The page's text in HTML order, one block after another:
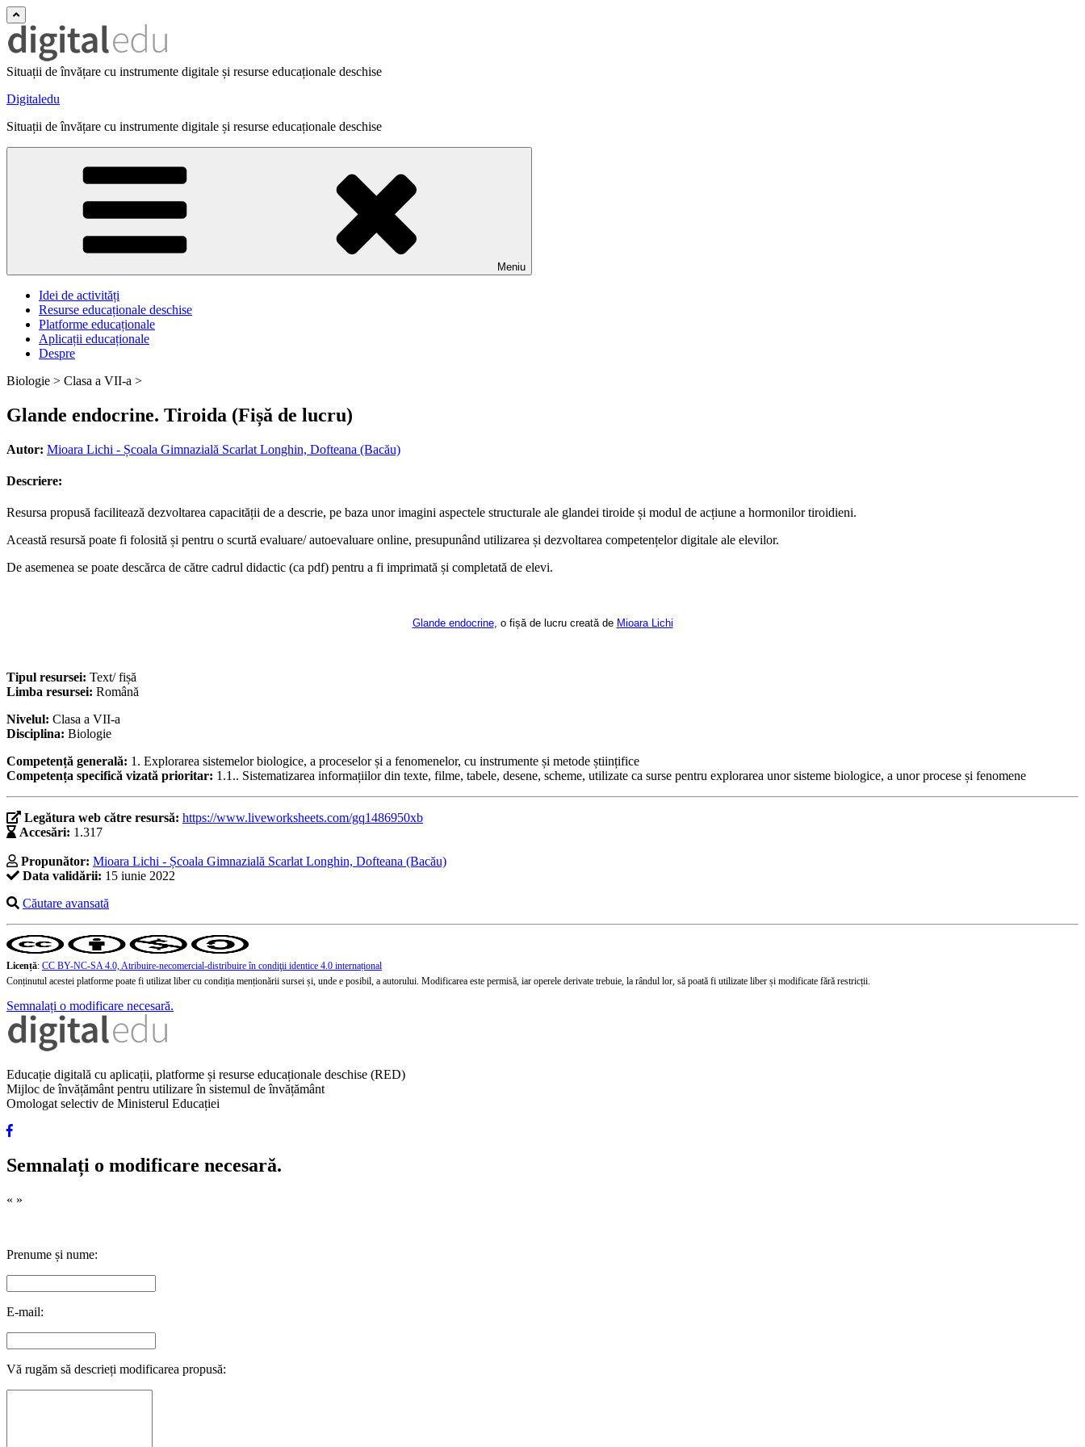
Situații de învățare cu instrumente digitale și resurse educaționale deschise
Digitaledu
Situații de învățare cu instrumente digitale și resurse educaționale deschise
Meniu
Idei de activități
Resurse educaționale deschise
Platforme educaționale
Aplicații educaționale
Despre
Biologie > Clasa a VII-a >
Glande endocrine. Tiroida (Fișă de lucru)
Autor: Mioara Lichi - Școala Gimnazială Scarlat Longhin, Dofteana (Bacău)
Descriere:
Resursa propusă facilitează dezvoltarea capacității de a descrie, pe baza unor imagini aspectele structurale ale glandei tiroide și modul de acțiune a hormonilor tiroidieni.
Această resursă poate fi folosită și pentru o scurtă evaluare/ autoevaluare online, presupunând utilizarea și dezvoltarea competențelor digitale ale elevilor.
De asemenea se poate descărca de către cadrul didactic (ca pdf) pentru a fi imprimată și completată de elevi.
Glande endocrine, o fișă de lucru creată de Mioara Lichi
Tipul resursei: Text/ fișă
Limba resursei: Română
Nivelul: Clasa a VII-a
Disciplina: Biologie
Competență generală: 1. Explorarea sistemelor biologice, a proceselor și a fenomenelor, cu instrumente și metode științifice
Competența specifică vizată prioritar: 1.1.. Sistematizarea informațiilor din texte, filme, tabele, desene, scheme, utilizate ca surse pentru explorarea unor sisteme biologice, a unor procese și fenomene
Legătura web către resursă: https://www.liveworksheets.com/gq1486950xb
Accesări: 1.317
Propunător: Mioara Lichi - Școala Gimnazială Scarlat Longhin, Dofteana (Bacău)
Data validării: 15 iunie 2022
Căutare avansată
Licență: CC BY-NC-SA 4.0, Atribuire-necomercial-distribuire în condiţii identice 4.0 internațional
Conținutul acestei platforme poate fi utilizat liber cu condiția menționării sursei și, unde e posibil, a autorului. Modificarea este permisă, iar operele derivate trebuie, la rândul lor, să poată fi utilizate liber și modificate fără restricții.
Semnalați o modificare necesară.
Educație digitală cu aplicații, platforme și resurse educaționale deschise (RED)
Mijloc de învățământ pentru utilizare în sistemul de învățământ
Omologat selectiv de Ministerul Educației
Semnalați o modificare necesară.
« »
Prenume și nume:
E-mail:
Vă rugăm să descrieți modificarea propusă: